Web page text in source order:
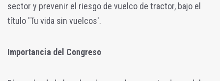
sector y prevenir el riesgo de vuelco de tractor, bajo el
título 'Tu vida sin vuelcos'.
Importancia del Congreso